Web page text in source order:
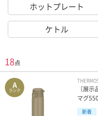
ホットプレート
ケトル
18点
A
ランク
〔展
マグ
新着